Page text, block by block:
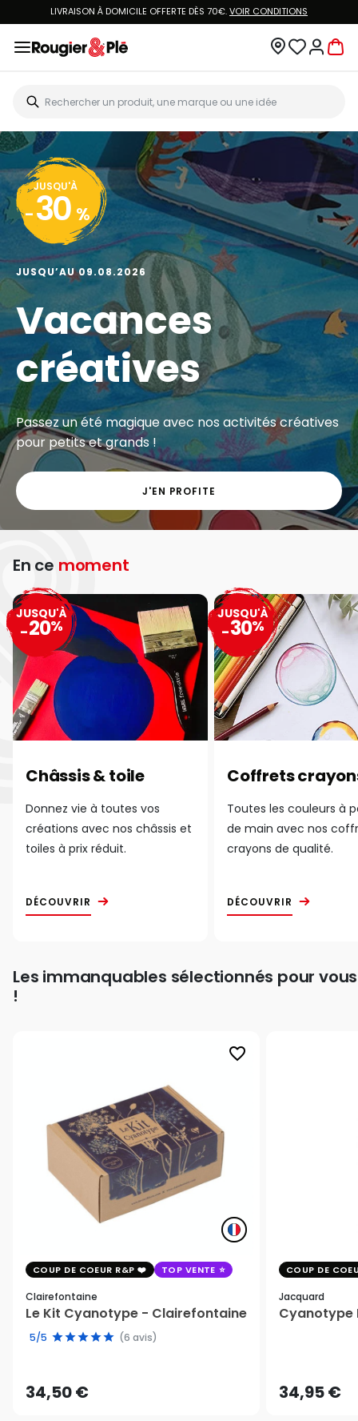
LIVRAISON À DOMICILE OFFERTE DÈS 70€.VOIR CONDITIONS
JUSQU'À
- 30 %
JUSQU’AU 09.08.2026
Vacances
créatives
Passez un été magique avec nos activités créatives
pour petits et grands !
J'EN PROFITE
En ce moment
Châssis & toile
Donnez vie à toutes vos
créations avec nos châssis et
toiles à prix réduit.
DÉCOUVRIR
JUSQU'À
-20%
Coffrets
Toutes les couleurs à
de main avec nos
crayons de qualité.
DÉCOUVRIR
JUSQU'À
-30%
Les immanquables sélectionnés pour vous
!
favorite_border
COUP DE COEUR R&P TOP VENTE
Clairefontaine
Le Kit Cyanotype - Clairefontaine
5/5 (6 avis)
34,50 €
COUP DE
Jacquard
Cyanotype
34,95 €